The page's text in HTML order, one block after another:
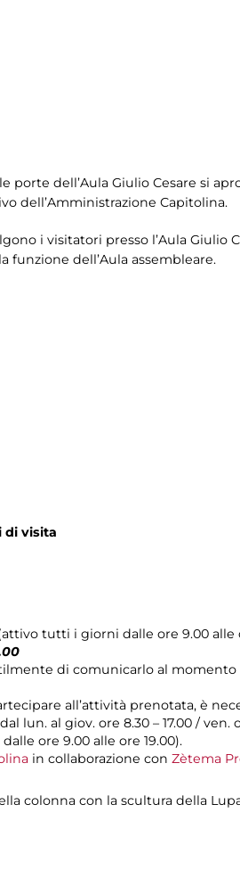
porte dell’Aula Giulio Cesare si
dell’Amministrazione Capitolina.
i visitatori presso l’Aula
funzione dell’Aula assembleare.
di visita
tutti i giorni dalle ore 9.00 alle
di comunicarlo al
all’attività prenotata, è
lun. al giov. ore 8.30 – 17.00 / ven.
ore 9.00 alle ore 19.00).
in collaborazione con Zètema
colonna con la scultura della